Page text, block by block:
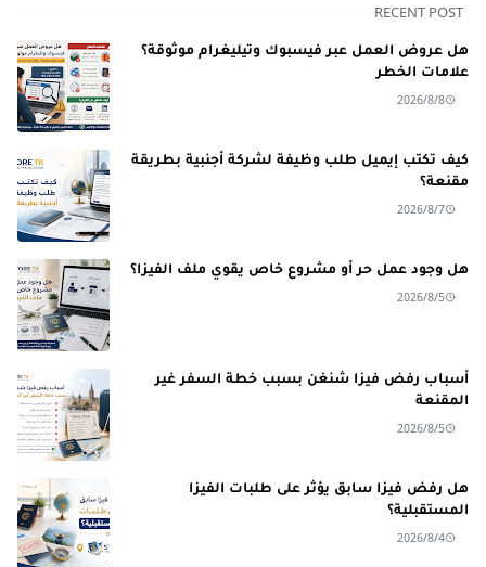
RECENT POST
هل عروض العمل عبر فيسبوك وتيليغرام موثوقة؟
علامات الخطر
2026/8/8
كيف تكتب إيميل طلب وظيفة لشركة أجنبية بطريقة
مقنعة؟
2026/8/7
هل وجود عمل حر أو مشروع خاص يقوي ملف الفيزا؟
2026/8/5
أسباب رفض فيزا شنغن بسبب خطة السفر غير
المقنعة
2026/8/5
هل رفض فيزا سابق يؤثر على طلبات الفيزا
المستقبلية؟
2026/8/4